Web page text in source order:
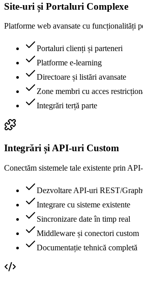
Site-uri și Portaluri Complexe
Platforme web avansate cu funcționalități
Portaluri clienți și parteneri
Platforme e-learning
Directoare și listări avansate
Zone membri cu acces
Integrări terță parte
Integrări și API-uri Custom
Conectăm sistemele tale existente prin
Dezvoltare API-uri REST/
Integrare cu sisteme existente
Sincronizare date în timp real
Middleware și conectori custom
Documentație tehnică completă